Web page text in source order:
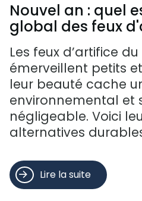
Nouvel an : quel
global des feux
Les feux d’artifice
émerveillent petits
leur beauté cache
environnemental et
négligeable. Voici
alternatives
Lire la suite